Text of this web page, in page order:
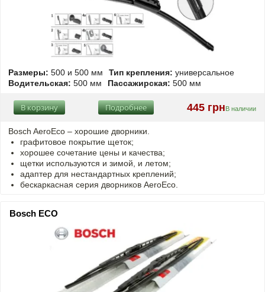
Размеры: 500 и 500 мм Тип крепления: универсальное
Водительская: 500 мм Пассажирская: 500 мм
445 грн В наличии
Подробнее
В корзину
Bosch AeroEco – хорошие дворники.
графитовое покрытие щеток;
хорошее сочетание цены и качества;
щетки используются и зимой, и летом;
адаптер для нестандартных креплений;
бескаркасная серия дворников AeroEco.
Bosch ECO